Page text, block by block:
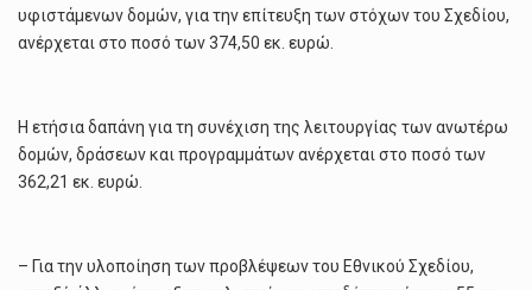
υφιστάμενων δομών, για την επίτευξη των στόχων του Σχεδίου,
ανέρχεται στο ποσό των 374,50 εκ. ευρώ.
Η ετήσια δαπάνη για τη συνέχιση της λειτουργίας των ανωτέρω
δομών, δράσεων και προγραμμάτων ανέρχεται στο ποσό των
362,21 εκ. ευρώ.
– Για την υλοποίηση των προβλέψεων του Εθνικού Σχεδίου,